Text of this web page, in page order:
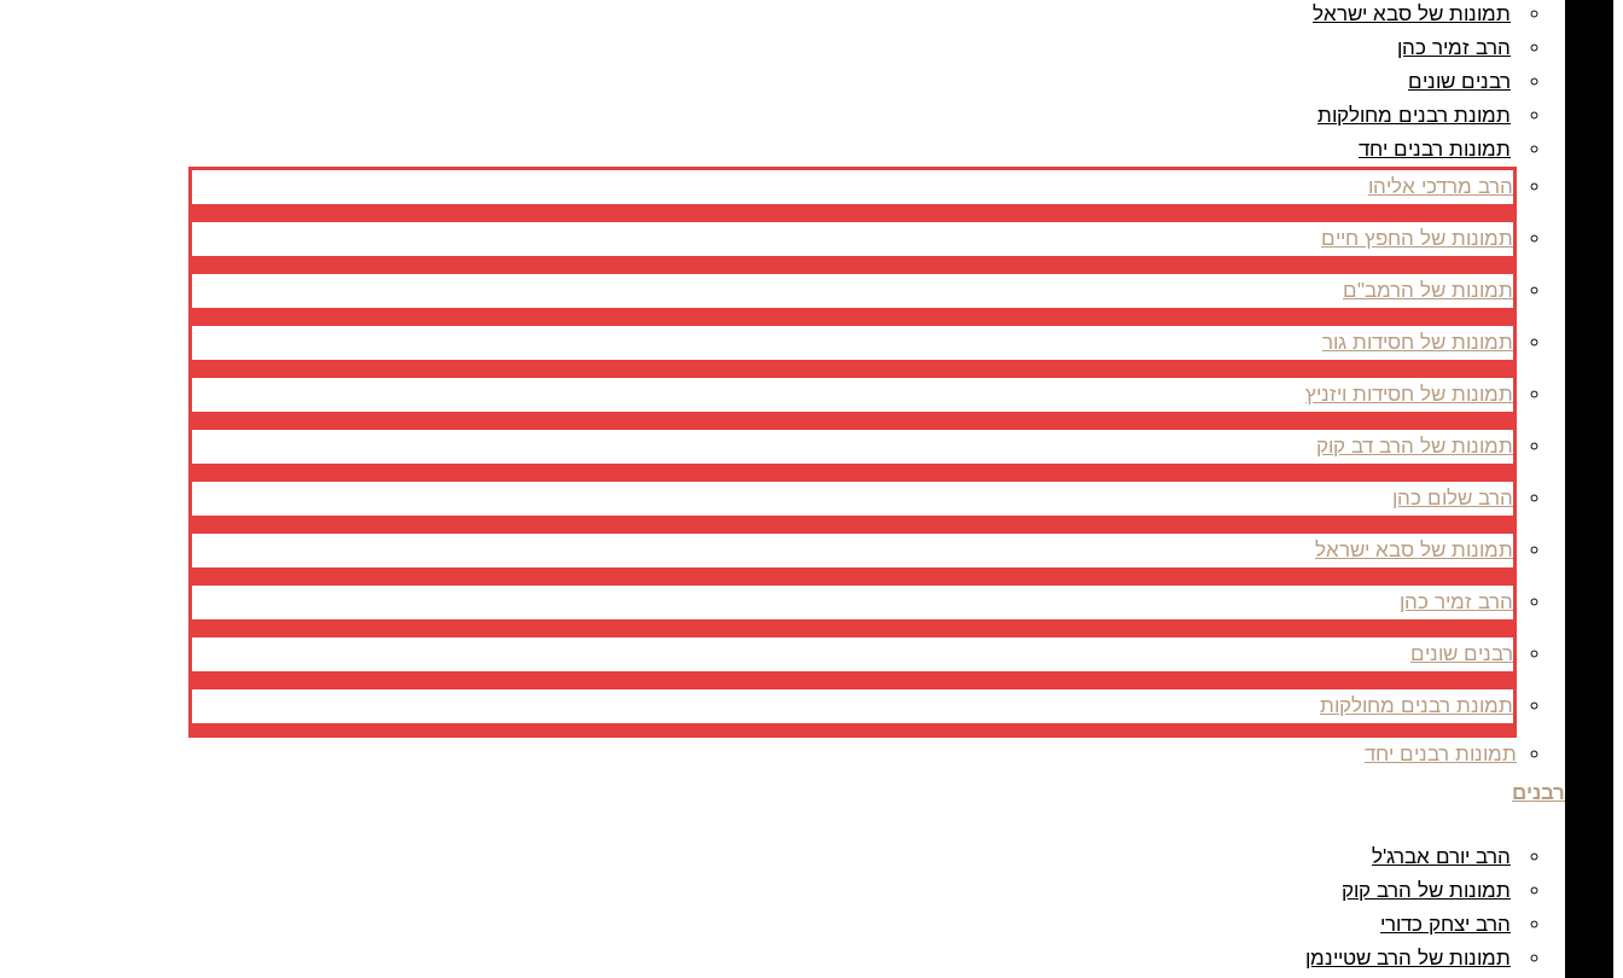
תמונות של סבא ישראל
הרב זמיר כהן
רבנים שונים
תמונת רבנים מחולקות
תמונות רבנים יחד
הרב מרדכי אליהו
תמונות של החפץ חיים
תמונות של הרמב"ם
תמונות של חסידות גור
תמונות של חסידות ויזניץ
תמונות של הרב דב קוק
הרב שלום כהן
תמונות של סבא ישראל
הרב זמיר כהן
רבנים שונים
תמונת רבנים מחולקות
תמונות רבנים יחד
רבנים
הרב יורם אברג'ל
תמונות של הרב קוק
הרב יצחק כדורי
תמונות של הרב שטיינמן